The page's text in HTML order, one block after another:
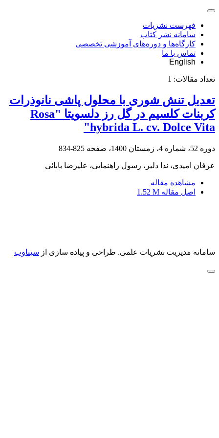
فهرست نشریات
سامانه نشر کتاب
کارگاه‌ها و دوره‌های آموزشی تخصصی
تماس با ما
English
تعداد مقالات: 1
تعدیل تنش شوری با محلول پاشی نانوذرات
کربنات کلسیم در گل رز دلسویتا "‏Rosa
hybrida L. cv. Dolce Vita‏"‏
دوره 52، شماره 4، زمستان 1400، صفحه 825-834
عرفان امیدی، ندا دلیر، رسول راهنمایی، علیرضا بابائی
مشاهده مقاله
اصل مقاله 1.52 M
سامانه مدیریت نشریات علمی. طراحی و پیاده سازی از سیناوب